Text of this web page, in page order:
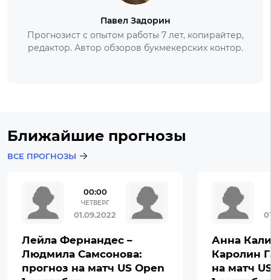
Павел Задорин
Прогнозист с опытом работы 7 лет, копирайтер,
редактор. Автор обзоров букмекерских контор.
Ближайшие прогнозы
ВСЕ ПРОГНОЗЫ
00:00
ЧЕТВЕРГ
01.09.2022
Лейла Фернандес –
Людмила Самсонова:
прогноз на матч US Open
Анна
Каролин
на матч